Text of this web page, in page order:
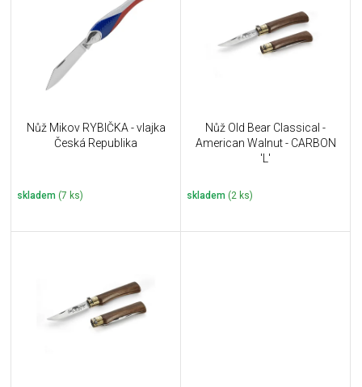
Nůž Mikov RYBIČKA - vlajka
Česká Republika
skladem (7 ks)
Nůž Old Bear Classical -
American Walnut - CARBON
'L'
skladem (2 ks)